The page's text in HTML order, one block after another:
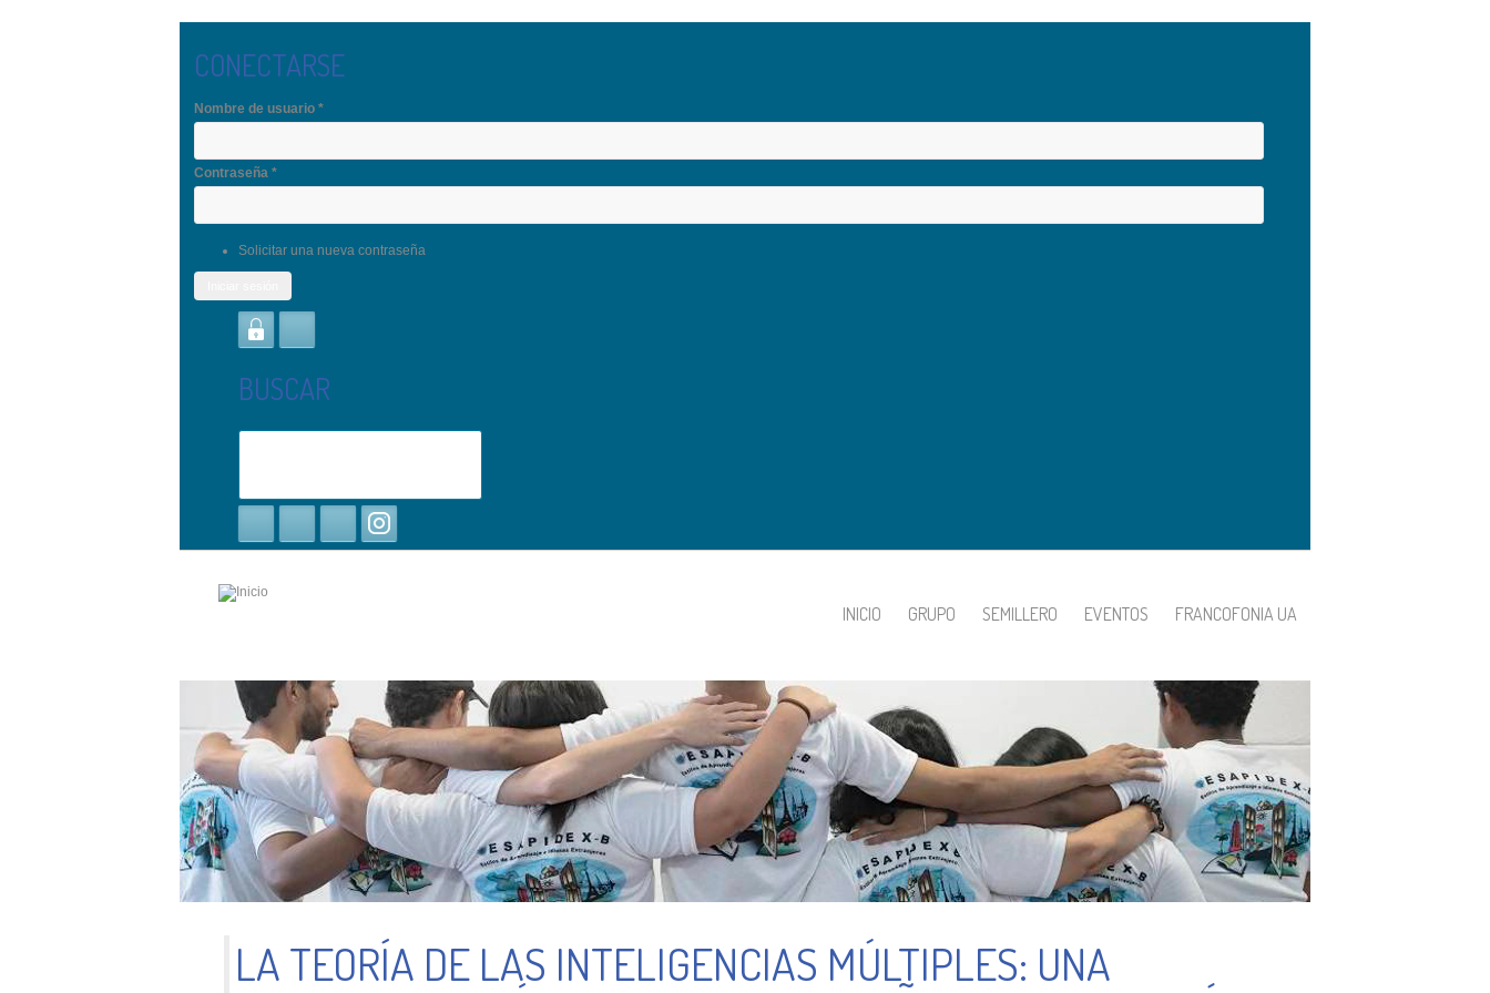
CONECTARSE
Nombre de usuario *
Contraseña *
Solicitar una nueva contraseña
BUSCAR
búsqueda
Buscar
INICIO GRUPO SEMILLERO EVENTOS FRANCOFONIA UA
LA TEORÍA DE LAS INTELIGENCIAS MÚLTIPLES: UNA